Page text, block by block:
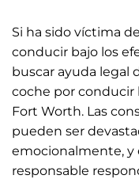
Si ha sido víctima
conducir bajo los
buscar ayuda legal
coche por conducir
Fort Worth. Las
pueden ser
emocionalmente, y
responsable